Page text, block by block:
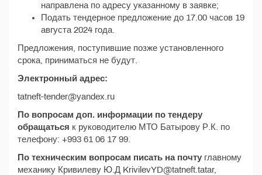
направлена по адресу указанному в заявке;
Подать тендерное предложение до 17.00 часов 19
августа 2024 года.
Предложения, поступившие позже установленного
срока, приниматься не будут.
Электронный адрес:
tatneft-tender@yandex.ru
По вопросам доп. информации по тендеру
обращаться к руководителю МТО Батырову Р.К. по
телефону: +993 61 06 17 99.
По техническим вопросам писать на почту главному
механику Кривилеву Ю.Д KrivilevYD@tatneft.tatar,